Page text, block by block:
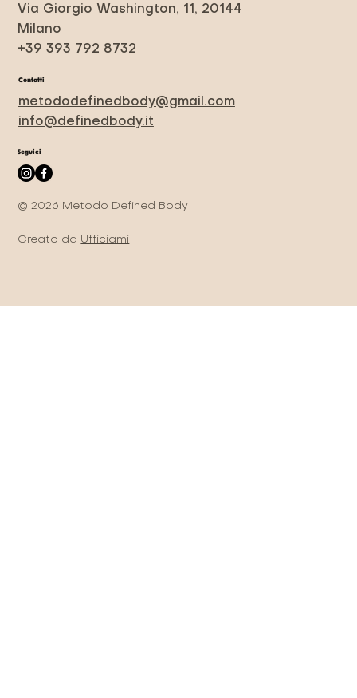
Via Giorgio Washington, 11, 20144
Milano
+39 393 792 8732
Contatti
metododefinedbody@gmail.com
info@definedbody.it
Seguici
© 2026 Metodo Defined Body
Creato da Ufficiami